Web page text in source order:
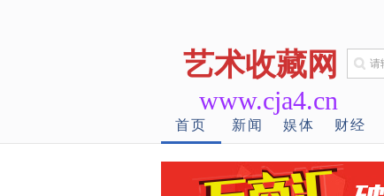
艺术收藏网
www.cja4.cn
首页 新闻 娱体 财经